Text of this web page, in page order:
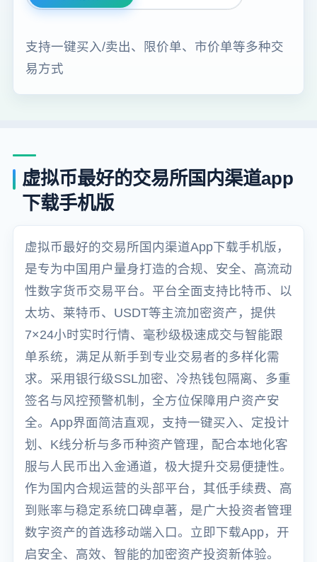
支持一键买入/卖出、限价单、市价单等多种交
易方式
虚拟币最好的交易所国内渠道app
下载手机版
虚拟币最好的交易所国内渠道App下载手机版，
是专为中国用户量身打造的合规、安全、高流动
性数字货币交易平台。平台全面支持比特币、以
太坊、莱特币、USDT等主流加密资产，提供
7×24小时实时行情、毫秒级极速成交与智能跟
单系统，满足从新手到专业交易者的多样化需
求。采用银行级SSL加密、冷热钱包隔离、多重
签名与风控预警机制，全方位保障用户资产安
全。App界面简洁直观，支持一键买入、定投计
划、K线分析与多币种资产管理，配合本地化客
服与人民币出入金通道，极大提升交易便捷性。
作为国内合规运营的头部平台，其低手续费、高
到账率与稳定系统口碑卓著，是广大投资者管理
数字资产的首选移动端入口。立即下载App，开
启安全、高效、智能的加密资产投资新体验。